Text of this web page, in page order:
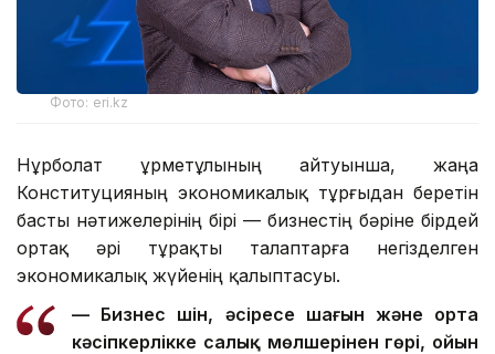
Фото: eri.kz
Нұрболат Құрметұлының айтуынша, жаңа
Конституцияның экономикалық тұрғыдан беретін
басты нәтижелерінің бірі — бизнестің бәріне бірдей
ортақ әрі тұрақты талаптарға негізделген
экономикалық жүйенің қалыптасуы.
— Бизнес үшін, әсіресе шағын және орта
кәсіпкерлікке салық мөлшерінен гөрі, ойын